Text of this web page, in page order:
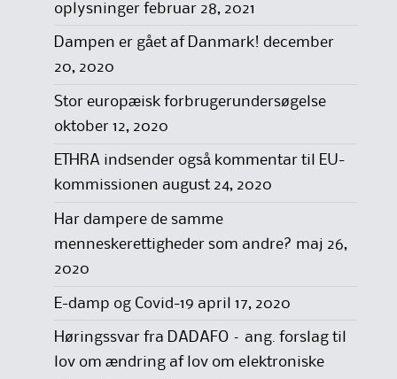
oplysninger februar 28, 2021
Dampen er gået af Danmark! december
20, 2020
Stor europæisk forbrugerundersøgelse
oktober 12, 2020
ETHRA indsender også kommentar til EU-
kommissionen august 24, 2020
Har dampere de samme
menneskerettigheder som andre? maj 26,
2020
E-damp og Covid-19 april 17, 2020
Høringssvar fra DADAFO – ang. forslag til
lov om ændring af lov om elektroniske